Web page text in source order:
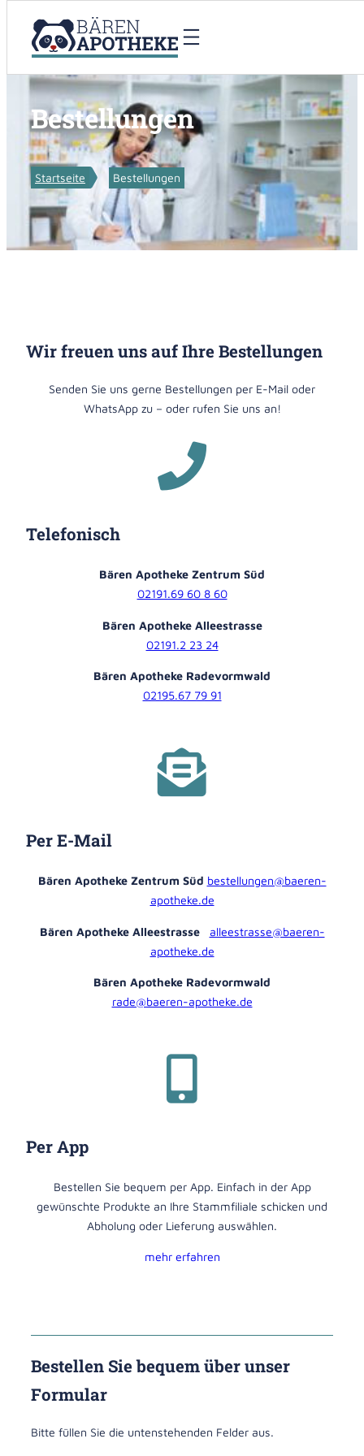
Inhalt
springen
Bestellungen
Startseite Bestellungen
Wir freuen uns auf Ihre Bestellungen
Senden Sie uns gerne Bestellungen per E-Mail oder
WhatsApp zu – oder rufen Sie uns an!
Telefonisch
Bären Apotheke Zentrum Süd
02191.69 60 8 60
Bären Apotheke Alleestrasse
02191.2 23 24
Bären Apotheke Radevormwald
02195.67 79 91
Per E-Mail
Bären Apotheke Zentrum Süd bestellungen@baeren-
apotheke.de
Bären Apotheke Alleestrasse
alleestrasse@baeren-
apotheke.de
Bären Apotheke Radevormwald
rade@baeren-apotheke.de
Per App
Bestellen Sie bequem per App. Einfach in der App
gewünschte Produkte an Ihre Stammfiliale schicken und
Abholung oder Lieferung auswählen.
mehr erfahren
Bestellen Sie bequem über unser
Formular
Bitte füllen Sie die untenstehenden Felder aus.